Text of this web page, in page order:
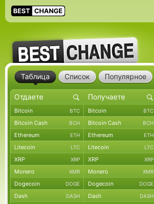
Таблица Список Популярное
Bitcoin BTC Bitcoin BTC
Bitcoin Cash BCH Bitcoin Cash BCH
Ethereum ETH Ethereum ETH
Litecoin LTC Litecoin LTC
XRP XRP XRP XRP
Monero XMR Monero XMR
Dogecoin DOGE Dogecoin DOGE
Dash DASH Dash DASH